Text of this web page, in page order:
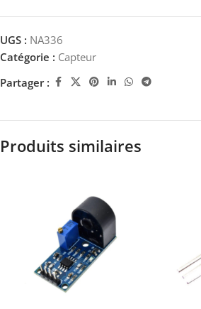
UGS : NA336
Catégorie : Capteur
Partager :
Produits similaires